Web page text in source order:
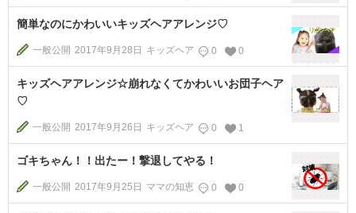
簡単なのにかわいいキッズヘアアレンジ♡
一般公開 2017年9月28日 キッズヘア 0 0
キッズヘアアレンジ☆崩れなくてかわいいお団子ヘア
♡
一般公開 2017年9月26日 キッズヘア 0 1
ゴキちゃん！！出たー！撃退してやる！
一般公開 2017年9月25日 ママの知恵 0 0